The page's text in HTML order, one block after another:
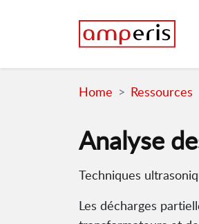
Home Ressources
Analyse
Techniques
Les décharges